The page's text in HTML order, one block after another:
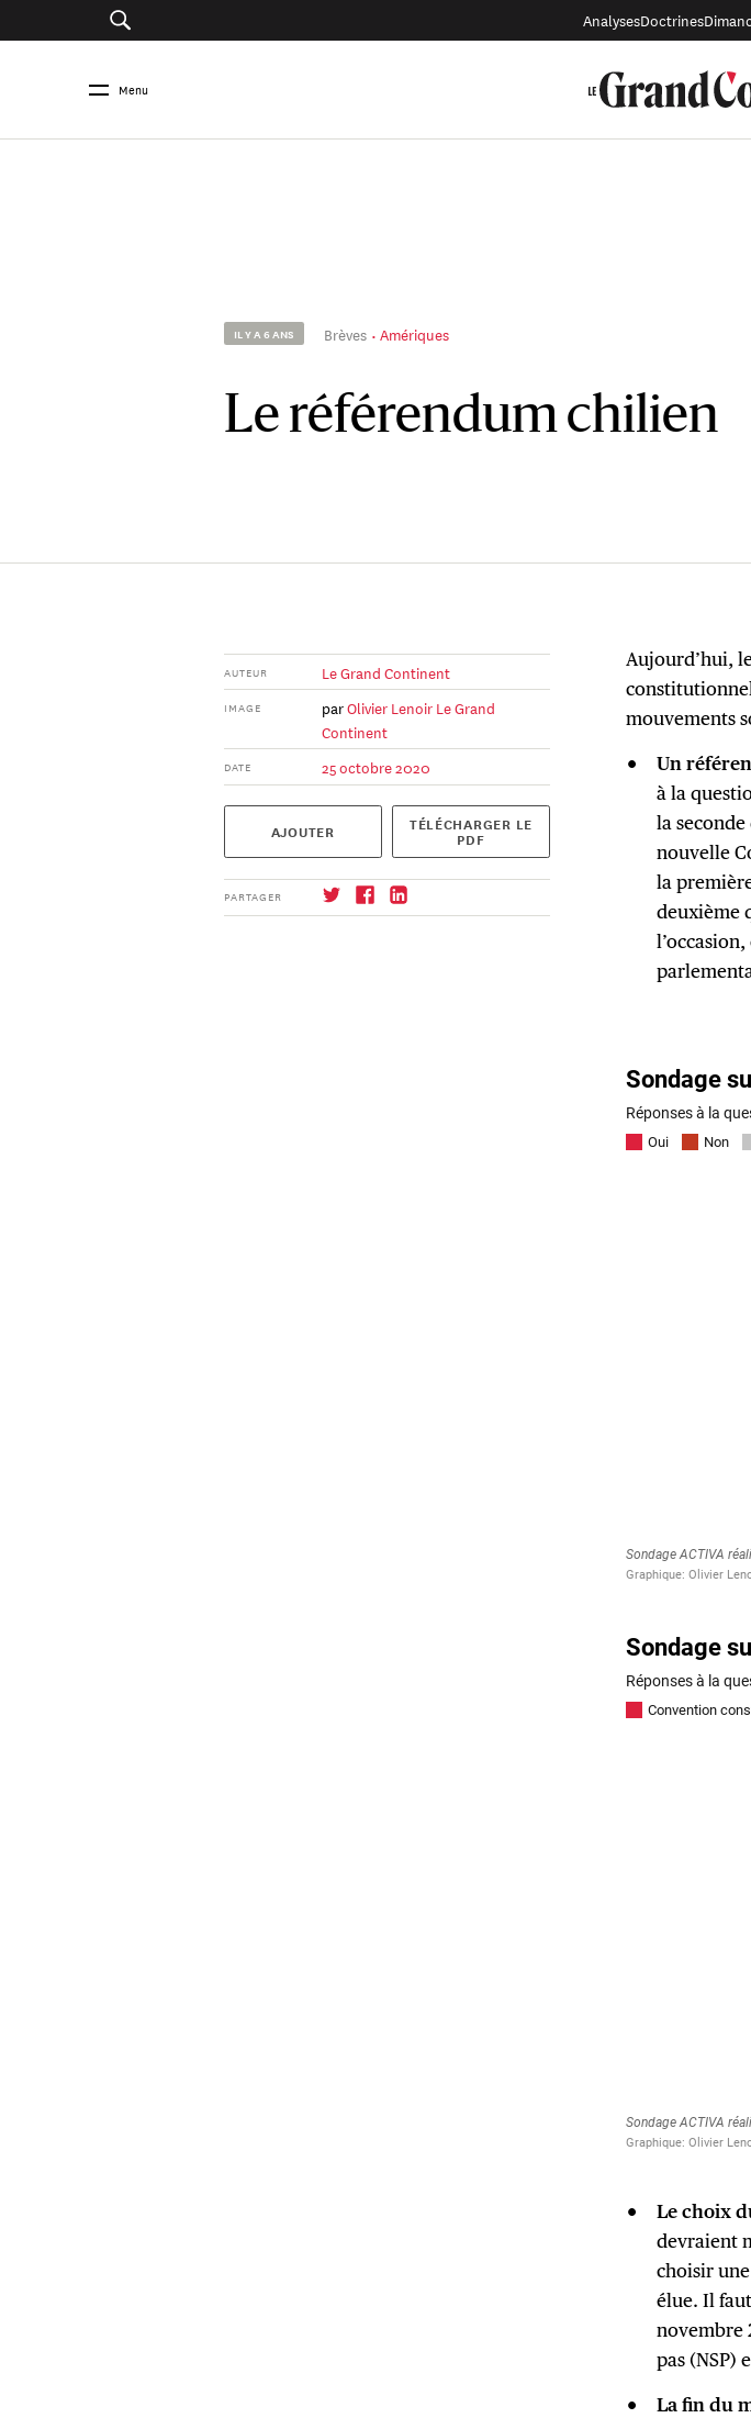
AnalysesDoctrines
Menu
IL Y A 6 ANS Brèves Amériques
Le référendum chilien
AUTEUR Le Grand Continent
IMAGE parOlivier LenoirLe Grand
Continent
DATE 25 octobre 2020
AJOUTER TÉLÉCHARGER LE
PDF
PARTAGER
Aujourd’hui,
mouvements
Un
à la
la
nouvelle
la
deuxième
Le choix
devraient
choisir
élue. Il
novembre
pas (NSP)
La fin du